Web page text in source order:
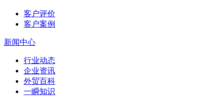
客户评价
客户案例
新闻中心
行业动态
企业资讯
外贸百科
一瞬知识